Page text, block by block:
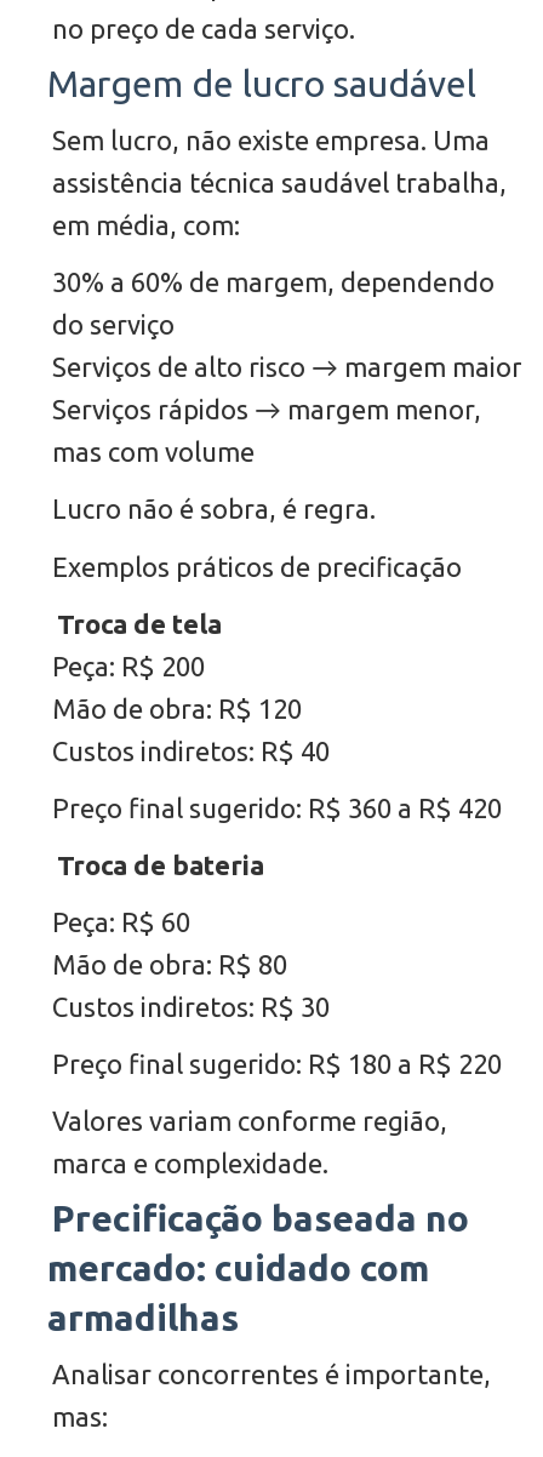
no preço de cada serviço.
Margem de lucro saudável
Sem lucro, não existe empresa. Uma
assistência técnica saudável trabalha,
em média, com:
30% a 60% de margem, dependendo
do serviço
Serviços de alto risco → margem maior
Serviços rápidos → margem menor,
mas com volume
Lucro não é sobra, é regra.
Exemplos práticos de precificação
Troca de tela
Peça: R$ 200
Mão de obra: R$ 120
Custos indiretos: R$ 40
Preço final sugerido: R$ 360 a R$ 420
Troca de bateria
Peça: R$ 60
Mão de obra: R$ 80
Custos indiretos: R$ 30
Preço final sugerido: R$ 180 a R$ 220
Valores variam conforme região,
marca e complexidade.
Precificação baseada no
mercado: cuidado com
armadilhas
Analisar concorrentes é importante,
mas: